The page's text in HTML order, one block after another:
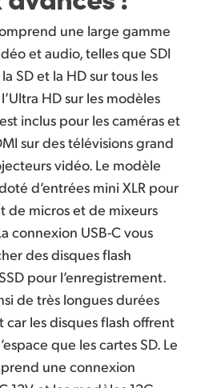
une large gamme
et audio, telles que SDI
SD et la HD sur tous les
HD sur les modèles
est inclus pour les caméras et
sur des télévisions grand
vidéo. Le modèle
d’entrées mini XLR pour
de micros et de mixeurs
connexion USB-C vous
des disques flash
pour l’enregistrement.
de très longues durées
car les disques flash offrent
que les cartes SD. Le
une connexion